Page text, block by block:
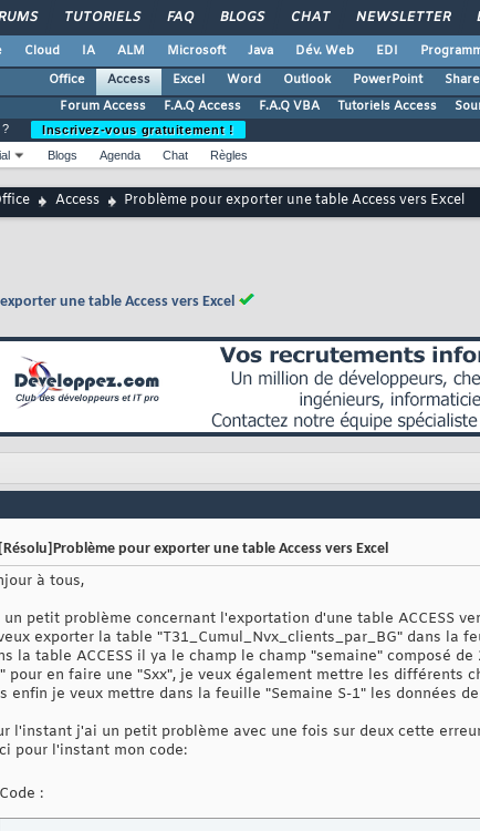
TUTORIELS FAQ BLOGS CHAT NEWSLETTER
Cloud IA ALM Microsoft Java Dév. Web EDI
Office
Access Excel Word Outlook PowerPoint
Forum Access
F.A.Q Access F.A.Q VBA Tutoriels Access
?
Inscrivez-vous gratuitement !
Blogs Agenda Chat Règles
Access Problème pour exporter une table Access vers Excel
une table Access vers Excel
[Résolu]Problème pour exporter une table Access vers Excel
à tous,
un petit problème concernant l'exportation d'une table ACCESS
exporter la table "T31_Cumul_Nvx_clients_par_BG" dans la
la table ACCESS il ya le champ le champ "semaine" composé
pour en faire une "Sxx", je veux également mettre les différents
enfin je veux mettre dans la feuille "Semaine S-1" les données
l'instant j'ai un petit problème avec une fois sur deux cette
pour l'instant mon code:
Code :